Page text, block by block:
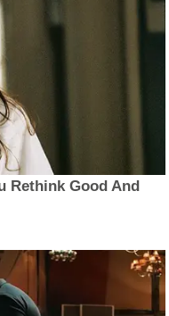
Rethink Good And